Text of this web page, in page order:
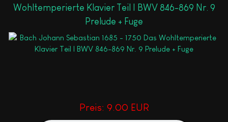
Wohltemperierte Klavier Teil I BWV 846-869 Nr. 9
Prelude + Fuge
Preis: 9.00 EUR